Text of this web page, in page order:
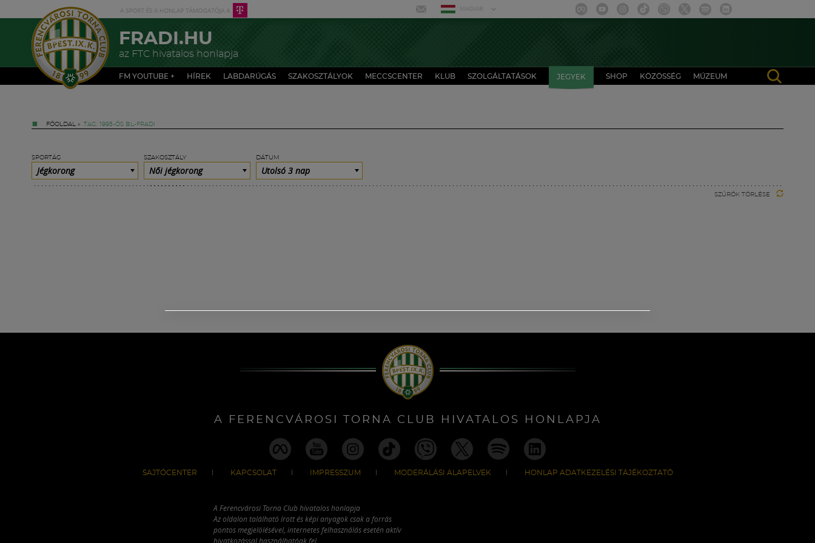
MAGYAR
FRADI.HU
az FTC hivatalos honlapja
FM YOUTUBE + HÍREK LABDARÚGÁS SZAKOSZTÁLYOK MECCSCENTER KLUB SZOLGÁLTATÁSOK JEGYEK SHOP KÖZÖSSÉG MÚZEUM
FŐOLDAL » TAG: 1995-ÖS BL-FRADI
SPORTÁG
Jégkorong
SZAKOSZTÁLY
Női jégkorong
DÁTUM
Utolsó 3 nap
SZŰRŐK TÖRLÉSE
A FERENCVÁROSI TORNA CLUB HIVATALOS HONLAPJA
SAJTÓCENTER KAPCSOLAT IMPRESSZUM MODERÁLÁSI ALAPELVEK HONLAP ADATKEZELÉSI TÁJÉKOZTATÓ
A Ferencvárosi Torna Club hivatalos honlapja
Az oldalon található írott és képi anyagok csak a forrás
pontos megjelölésével, internetes felhasználás esetén aktív
hivatkozással használhatóak fel.